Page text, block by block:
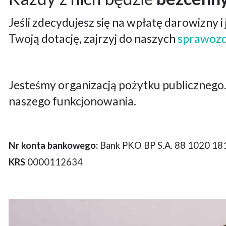
Jeśli zdecydujesz się na wpłatę darowizny
Twoją dotację, zajrzyj do naszych
Jesteśmy organizacją pożytku
naszego funkcjonowania.
Nr konta bankowego: Bank PKO BP S.A. 88 1020
KRS 0000112634
Umowa nr CUS.4073.17.2025 na
realizację zadania publicznego pod
GODNE